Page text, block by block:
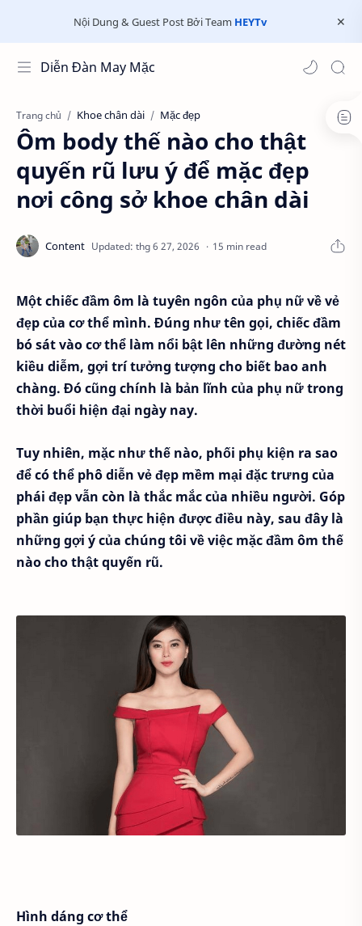
Nội Dung & Guest Post Bởi Team HEYTv
Diễn Đàn May Mặc
Trang chủ Khoe chân dài Mặc đẹp
Ôm body thế nào cho thật
quyến rũ lưu ý để mặc đẹp
nơi công sở khoe chân dài
15 min read
Một chiếc đầm ôm là tuyên ngôn của phụ nữ về vẻ
đẹp của cơ thể mình. Đúng như tên gọi, chiếc đầm
bó sát vào cơ thể làm nổi bật lên những đường nét
kiều diễm, gợi trí tưởng tượng cho biết bao anh
chàng. Đó cũng chính là bản lĩnh của phụ nữ trong
thời buổi hiện đại ngày nay.
Tuy nhiên, mặc như thế nào, phối phụ kiện ra sao
để có thể phô diễn vẻ đẹp mềm mại đặc trưng của
phái đẹp vẫn còn là thắc mắc của nhiều người. Góp
phần giúp bạn thực hiện được điều này, sau đây là
những gợi ý của chúng tôi về việc mặc đầm ôm thế
nào cho thật quyến rũ.
Hình dáng cơ thể